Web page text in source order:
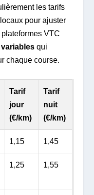
les tarifs
pour ajuster
VTC
qui
chaque course.
Tarif
jour
(€/km)
Tarif
nuit
(€/km)
1,15 1,45
1,25 1,55